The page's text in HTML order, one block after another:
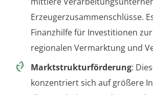
Erzeugerzusammenschlüsse.
Finanzhilfe für Investitionen
regionalen Vermarktung und
Marktstrukturförderung:
konzentriert sich auf größere